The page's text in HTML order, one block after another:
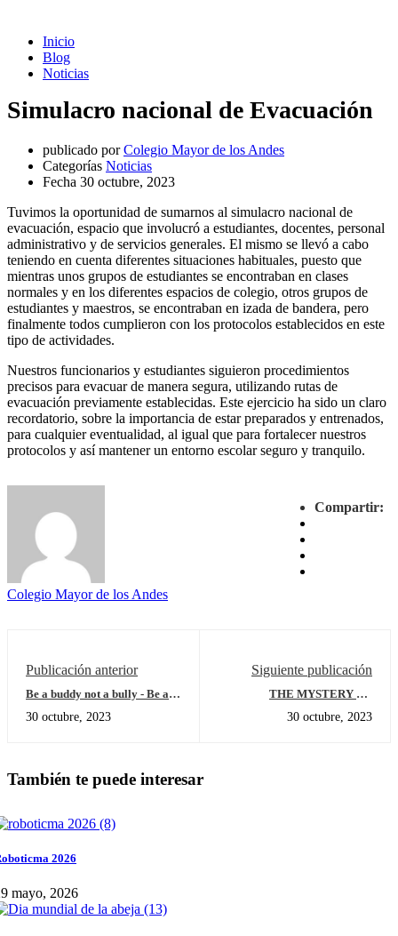
Inicio
Blog
Noticias
Simulacro nacional de Evacuación
publicado por Colegio Mayor de los Andes
Categorías Noticias
Fecha 30 octubre, 2023
Tuvimos la oportunidad de sumarnos al simulacro nacional de
evacuación, espacio que involucró a estudiantes, docentes, personal
administrativo y de servicios generales. El mismo se llevó a cabo
teniendo en cuenta diferentes situaciones habituales, puesto que
mientras unos grupos de estudiantes se encontraban en clases
normales y en los diferentes espacios de colegio, otros grupos de
estudiantes y maestros, se encontraban en izada de bandera, pero
finalmente todos cumplieron con los protocolos establecidos en este
tipo de actividades.
Nuestros funcionarios y estudiantes siguieron procedimientos
precisos para evacuar de manera segura, utilizando rutas de
evacuación previamente establecidas. Este ejercicio ha sido un claro
recordatorio, sobre la importancia de estar preparados y entrenados,
para cualquier eventualidad, al igual que para fortalecer nuestros
protocolos y así mantener un entorno escolar seguro y tranquilo.
Compartir:
Colegio Mayor de los Andes
Publicación anterior
Be a buddy not a bully - Be an
30 octubre, 2023
Siguiente publicación
THE MYSTERY OF
30 octubre, 2023
También te puede interesar
2026
mayo, 2026